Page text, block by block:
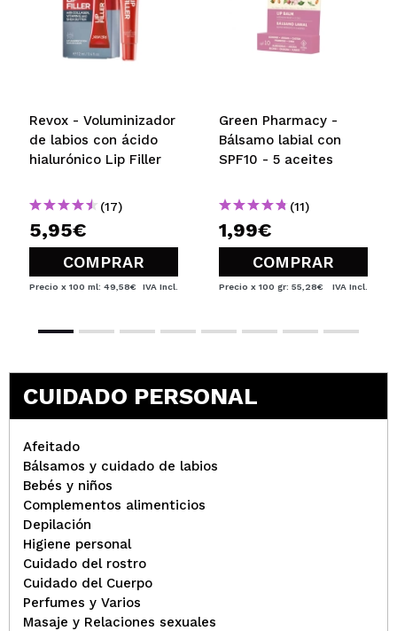
Revox - Voluminizador
de labios con ácido
hialurónico Lip Filler
(17)
5,95€
COMPRAR
Precio x 100 ml: 49,58€ IVA Incl.
Green Pharmacy -
Bálsamo labial con
SPF10 - 5 aceites
(11)
1,99€
COMPRAR
Precio x 100 gr: 55,28€ IVA Incl.
CUIDADO PERSONAL
Afeitado
Bálsamos y cuidado de labios
Bebés y niños
Complementos alimenticios
Depilación
Higiene personal
Cuidado del rostro
Cuidado del Cuerpo
Perfumes y Varios
Masaje y Relaciones sexuales